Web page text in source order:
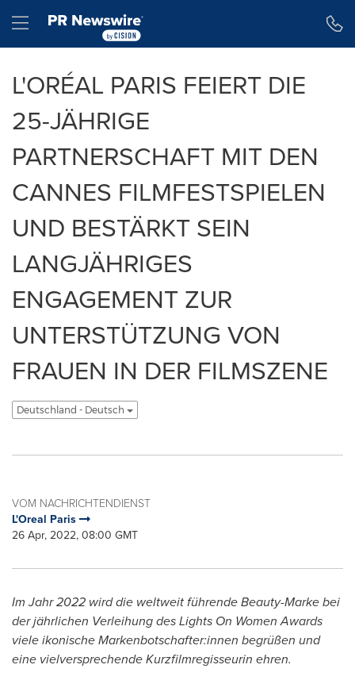
Hamburger menu
L'ORÉAL PARIS FEIERT DIE
25-JÄHRIGE
PARTNERSCHAFT MIT DEN
CANNES FILMFESTSPIELEN
UND BESTÄRKT SEIN
LANGJÄHRIGES
ENGAGEMENT ZUR
UNTERSTÜTZUNG VON
FRAUEN IN DER FILMSZENE
Deutschland - Deutsch
VOM NACHRICHTENDIENST
L'Oreal Paris
26 Apr, 2022, 08:00 GMT
Im Jahr2022 wird die weltweit führende Beauty-Marke bei
der jährlichen Verleihung des Lights On Women Awards
viele ikonischeMarkenbotschafter:innen begrüßen und
eine vielversprechende Kurzfilmregisseurin ehren.